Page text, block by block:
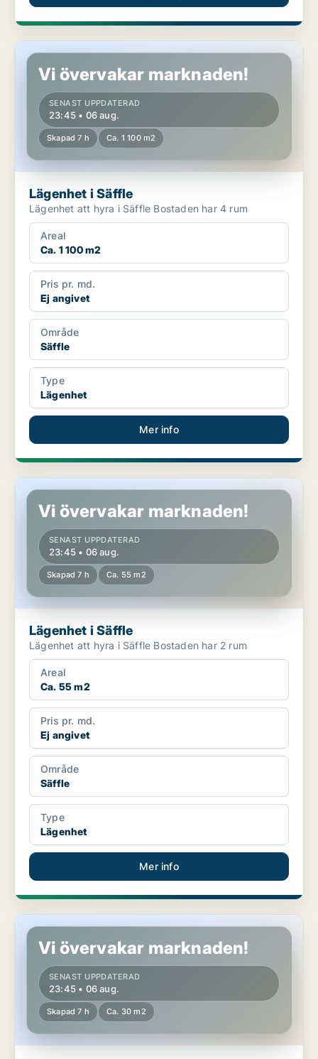
Lägenhet i Säffle
Vi övervakar marknaden!
SENAST UPPDATERAD
23:45 • 06 aug.
Skapad 7 h Ca. 1 100 m2
Lägenhet i Säffle
Lägenhet att hyra i Säffle Bostaden har 4 rum
Areal
Ca. 1 100 m2
Pris pr. md.
Ej angivet
Område
Säffle
Type
Lägenhet
Mer info
Lägenhet i Säffle
Vi övervakar marknaden!
SENAST UPPDATERAD
23:45 • 06 aug.
Skapad 7 h Ca. 55 m2
Lägenhet i Säffle
Lägenhet att hyra i Säffle Bostaden har 2 rum
Areal
Ca. 55 m2
Pris pr. md.
Ej angivet
Område
Säffle
Type
Lägenhet
Mer info
Lägenhet i Säffle
Vi övervakar marknaden!
SENAST UPPDATERAD
23:45 • 06 aug.
Skapad 7 h Ca. 30 m2